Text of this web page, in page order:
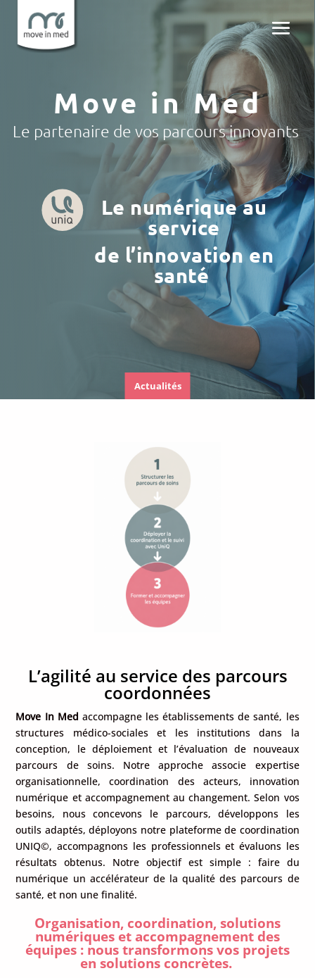
Move in Med
Le partenaire de vos parcours innovants
Le numérique au
service
de l’innovation en
santé
Actualités
L’agilité au service des parcours
coordonnées
Move In Med accompagne les établissements de santé, les
structures médico-sociales et les institutions dans la
conception, le déploiement et l’évaluation de nouveaux
parcours de soins. Notre approche associe expertise
organisationnelle, coordination des acteurs, innovation
numérique et accompagnement au changement. Selon vos
besoins, nous concevons le parcours, développons les
outils adaptés, déployons notre plateforme de coordination
UNIQ©, accompagnons les professionnels et évaluons les
résultats obtenus. Notre objectif est simple : faire du
numérique un accélérateur de la qualité des parcours de
santé, et non une finalité.
Organisation, coordination, solutions
numériques et accompagnement des
équipes : nous transformons vos projets
en solutions concrètes.